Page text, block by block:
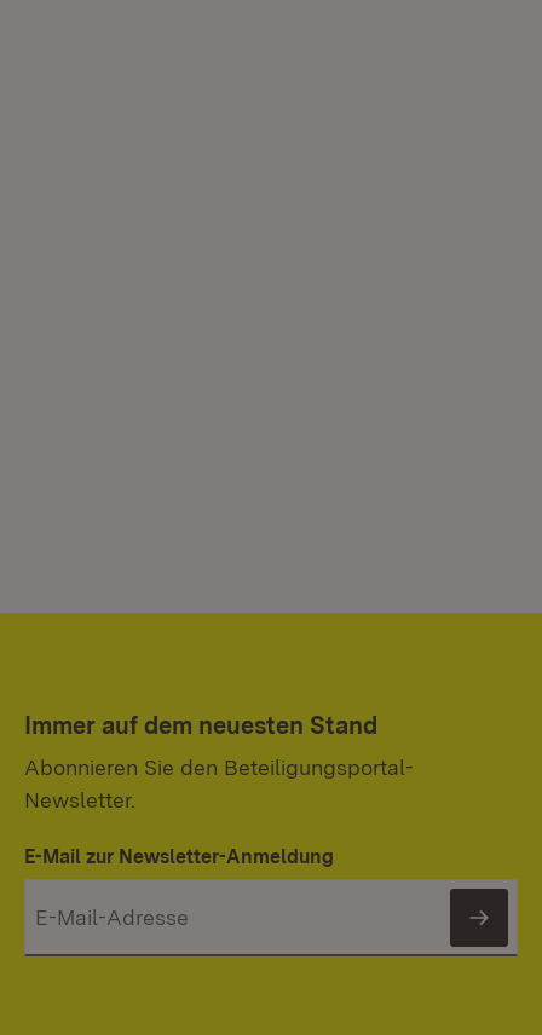
Immer auf dem neuesten Stand
Abonnieren Sie den Beteiligungsportal-
Newsletter.
E-Mail zur Newsletter-Anmeldung